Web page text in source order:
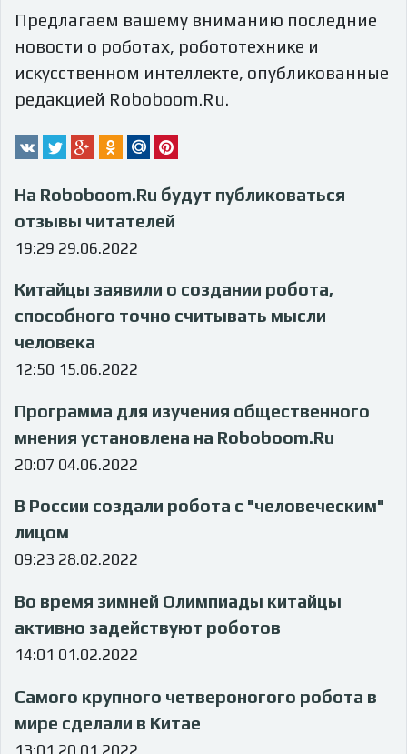
Предлагаем вашему вниманию последние
новости о роботах, робототехнике и
искусственном интеллекте, опубликованные
редакцией Roboboom.Ru.
На Roboboom.Ru будут публиковаться
отзывы читателей
19:29 29.06.2022
Китайцы заявили о создании робота,
способного точно считывать мысли
человека
12:50 15.06.2022
Программа для изучения общественного
мнения установлена на Roboboom.Ru
20:07 04.06.2022
В России создали робота с "человеческим"
лицом
09:23 28.02.2022
Во время зимней Олимпиады китайцы
активно задействуют роботов
14:01 01.02.2022
Самого крупного четвероногого робота в
мире сделали в Китае
13:01 20.01.2022